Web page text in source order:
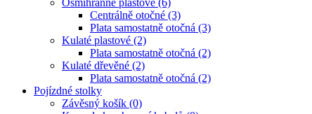
Centrálně otočné (3)
Plata samostatně otočná (3)
Kulaté plastové (2)
Plata samostatně otočná (2)
Kulaté dřevěné (2)
Plata samostatně otočná (2)
Pojízdné stolky
Závěsný košík (0)